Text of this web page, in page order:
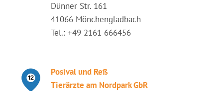
Dünner Str. 161
41066 Mönchengladbach
Tel.: +49 2161 666456
Posival und Reß
Tierärzte am Nordpark GbR